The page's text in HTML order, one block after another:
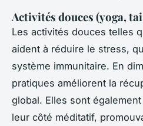
Activités douces (yoga,
Les activités douces telles
aident à réduire le stress,
système immunitaire. En
pratiques améliorent la
global. Elles sont
leur côté méditatif,